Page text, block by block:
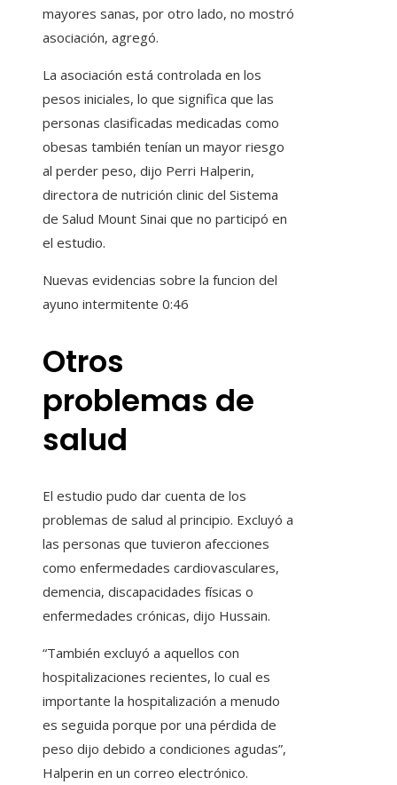
mayores sanas, por otro lado, no mostró
asociación, agregó.
La asociación está controlada en los
pesos iniciales, lo que significa que las
personas clasificadas medicadas como
obesas también tenían un mayor riesgo
al perder peso, dijo Perri Halperin,
directora de nutrición clinic del Sistema
de Salud Mount Sinai que no participó en
el estudio.
Nuevas evidencias sobre la funcion del
ayuno intermitente 0:46
Otros
problemas de
salud
El estudio pudo dar cuenta de los
problemas de salud al principio. Excluyó a
las personas que tuvieron afecciones
como enfermedades cardiovasculares,
demencia, discapacidades físicas o
enfermedades crónicas, dijo Hussain.
“También excluyó a aquellos con
hospitalizaciones recientes, lo cual es
importante la hospitalización a menudo
es seguida porque por una pérdida de
peso dijo debido a condiciones agudas”,
Halperin en un correo electrónico.